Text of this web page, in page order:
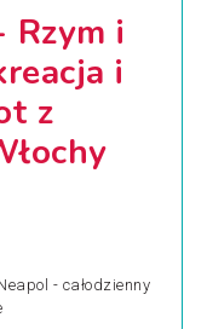
Rzym i
i
z
- całodzienny